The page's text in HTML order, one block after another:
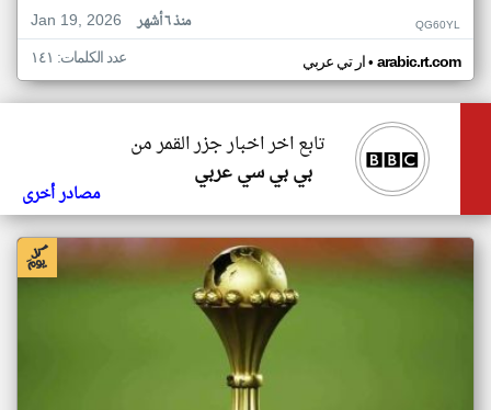
Jan 19, 2026
منذ ٦ أشهر QG60YL
ار تي عربي• arabic.rt.com عدد الكلمات: ١٤١
تابع اخر اخبار جزر القمر من
بي بي سي عربي
مصادر أخرى